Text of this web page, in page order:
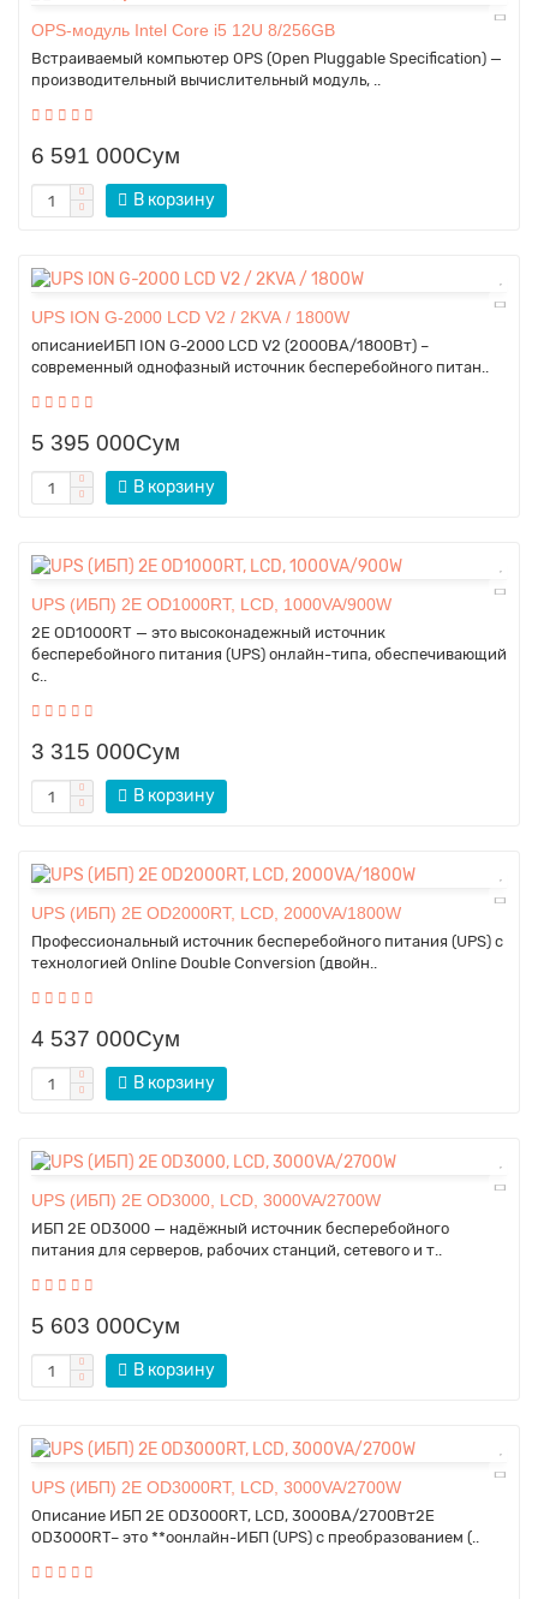
OPS-модуль Intel Core i5 12U 8/256GB
Встраиваемый компьютер OPS (Open Pluggable Specification) —
производительный вычислительный модуль, ..
6 591 000Сум
В корзину
UPS ION G-2000 LCD V2 / 2KVA / 1800W
описаниеИБП ION G-2000 LCD V2 (2000ВА/1800Вт) –
современный однофазный источник бесперебойного питан..
5 395 000Сум
В корзину
UPS (ИБП) 2E OD1000RT, LCD, 1000VA/900W
2E OD1000RT — это высоконадежный источник
бесперебойного питания (UPS) онлайн-типа, обеспечивающий
с..
3 315 000Сум
В корзину
UPS (ИБП) 2E OD2000RT, LCD, 2000VA/1800W
Профессиональный источник бесперебойного питания (UPS) с
технологией Online Double Conversion (двойн..
4 537 000Сум
В корзину
UPS (ИБП) 2E OD3000, LCD, 3000VA/2700W
ИБП 2E OD3000 — надёжный источник бесперебойного
питания для серверов, рабочих станций, сетевого и т..
5 603 000Сум
В корзину
UPS (ИБП) 2E OD3000RT, LCD, 3000VA/2700W
Описание ИБП 2E OD3000RT, LCD, 3000ВА/2700Вт2E
OD3000RT– это **оонлайн-ИБП (UPS) с преобразованием (..